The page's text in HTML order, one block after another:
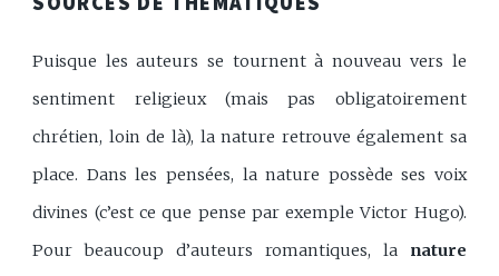
Puisque les auteurs se tournent à nouveau vers le
sentiment religieux (mais pas obligatoirement
chrétien, loin de là), la nature retrouve également sa
place. Dans les pensées, la nature possède ses voix
divines (c’est ce que pense par exemple Victor Hugo).
Pour beaucoup d’auteurs romantiques, la nature